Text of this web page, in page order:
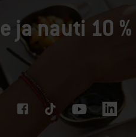
ja nauti 10